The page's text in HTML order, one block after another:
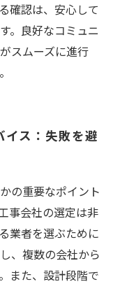
確認は、安心して
。良好なコミュニ
スムーズに進行
ス：失敗を避
の重要なポイント
事会社の選定は非
業者を選ぶために
、複数の会社から
また、設計段階で